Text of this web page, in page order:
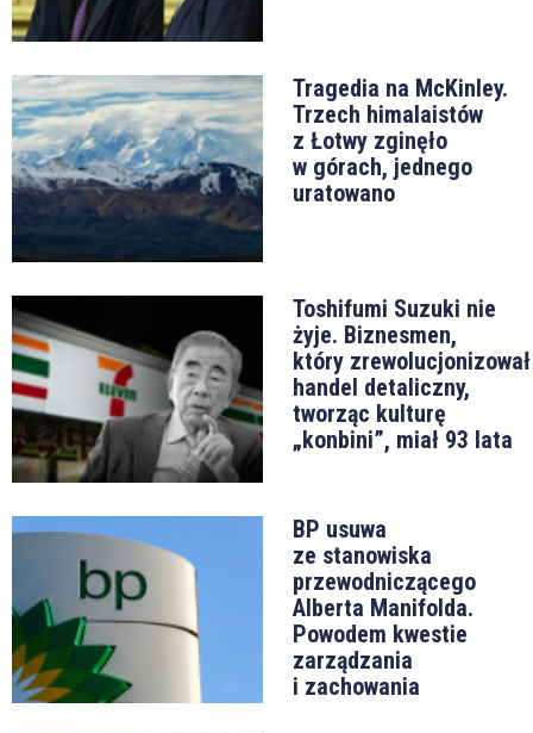
Tragedia na McKinley.
Trzech himalaistów
z Łotwy zginęło
w górach, jednego
uratowano
Toshifumi Suzuki nie
żyje. Biznesmen,
który zrewolucjonizował
handel detaliczny,
tworząc kulturę
„konbini”, miał 93 lata
BP usuwa
ze stanowiska
przewodniczącego
Alberta Manifolda.
Powodem kwestie
zarządzania
i zachowania